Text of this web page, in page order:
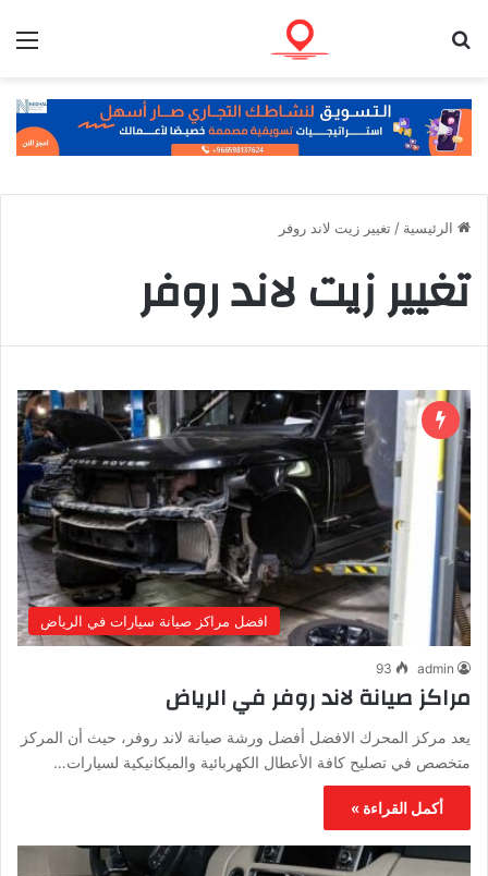
الرئيسية / تغيير زيت لاند روفر
تغيير زيت لاند روفر
افضل مراكز صيانة سيارات في الرياض
admin
93
مراكز صيانة لاند روفر في الرياض
يعد مركز المحرك الافضل أفضل ورشة صيانة لاند روفر، حيث أن المركز
متخصص في تصليح كافة الأعطال الكهربائية والميكانيكية لسيارات…
أكمل القراءة »